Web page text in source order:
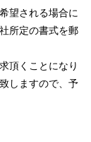
望される場合に
所定の書式を郵
頂くことになり
しますので、予